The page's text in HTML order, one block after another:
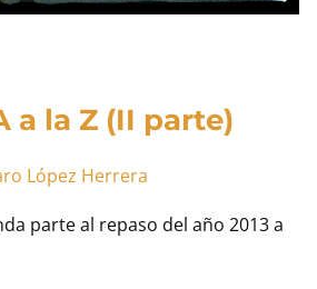
a la Z (II parte)
López Herrera
parte al repaso del año 2013 a